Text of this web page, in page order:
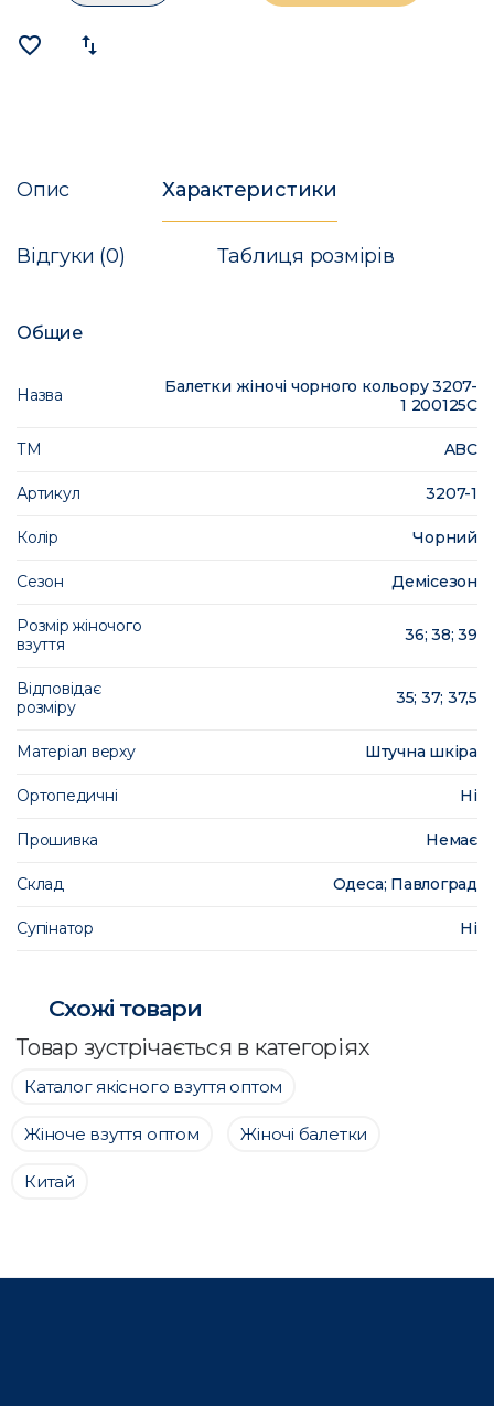
favorite_border import_export
Опис Характеристики
Відгуки (0) Таблиця розмірів
Общие
Назва
Балетки жіночі чорного кольору 3207-
1 200125C
ТМ ABC
Артикул 3207-1
Колір Чорний
Сезон Демісезон
Розмір жіночого
взуття
36; 38; 39
Відповідає
розміру
35; 37; 37,5
Матеріал верху Штучна шкіра
Ортопедичні Ні
Прошивка Немає
Склад Одеса; Павлоград
Супінатор Ні
Схожі товари
Товар зустрічається в категоріях
Каталог якісного взуття оптом
Жіноче взуття оптом Жіночі балетки
Китай